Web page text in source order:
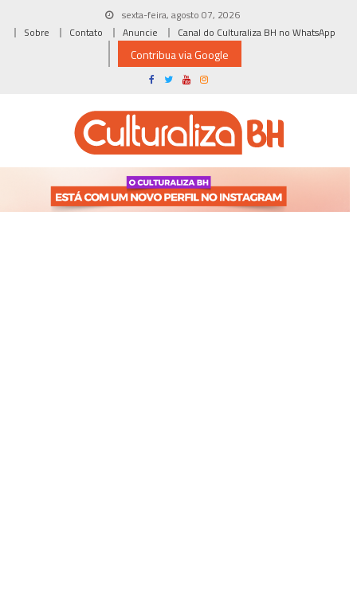
sexta-feira, agosto 07, 2026
Sobre
Contato Anuncie Canal do Culturaliza BH no WhatsApp
Contribua via Google